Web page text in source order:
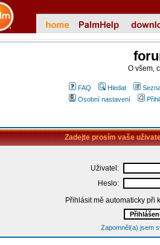
O všem,
FAQ Hledat
Osobní nastavení
Zadejte prosím vaše
Uživatel:
Heslo:
Přihlásit mě automaticky při
Zapomněl(a) jsem